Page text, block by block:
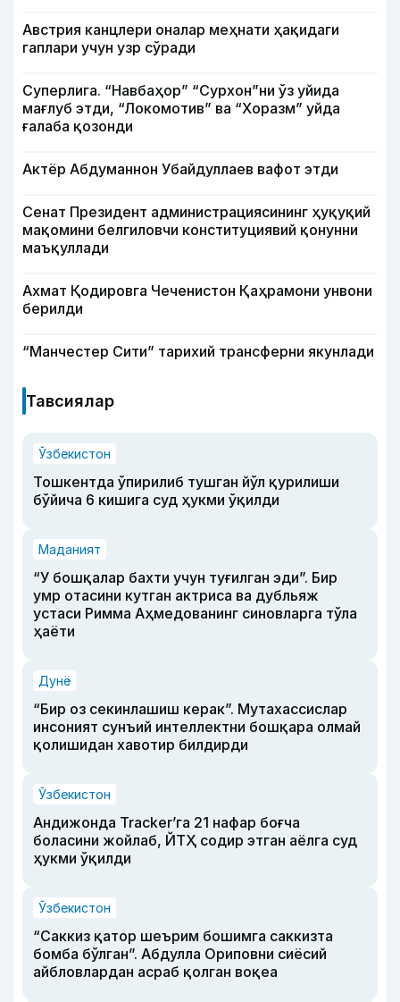
Австрия канцлери оналар меҳнати ҳақидаги
гаплари учун узр сўради
Суперлига. “Навбаҳор” “Сурхон”ни ўз уйида
мағлуб этди, “Локомотив” ва “Хоразм” уйда
ғалаба қозонди
Актёр Абду­маннон Убайдуллаев вафот этди
Сенат Президент администрациясининг ҳуқуқий
мақомини белгиловчи конституциявий қонунни
маъқуллади
Ахмат Қодировга Чеченистон Қаҳрамони унвони
берилди
“Манчестер Сити” тарихий трансферни якунлади
Тавсиялар
Ўзбекистон
Тошкентда ўпирилиб тушган йўл қурилиши
бўйича 6 кишига суд ҳукми ўқилди
Маданият
“У бошқалар бахти учун туғилган эди”. Бир
умр отасини кутган актриса ва дубльяж
устаси Римма Аҳмедованинг синовларга тўла
ҳаёти
Дунё
“Бир оз секинлашиш керак”. Мутахассислар
инсоният сунъий интеллектни бошқара олмай
қолишидан хавотир билдирди
Ўзбекистон
Андижонда Tracker’га 21 нафар боғча
боласини жойлаб, ЙТҲ содир этган аёлга суд
ҳукми ўқилди
Ўзбекистон
“Саккиз қатор шеърим бошимга саккизта
бомба бўлган”. Абдулла Ориповни сиёсий
айбловлардан асраб қолган воқеа